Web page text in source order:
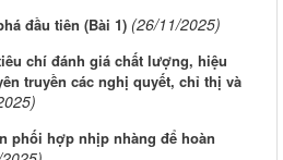
đầu tiên (Bài 1) (26/11/2025)
chí đánh giá chất lượng, hiệu
truyền các nghị quyết, chỉ thị và
phối hợp nhịp nhàng để hoàn